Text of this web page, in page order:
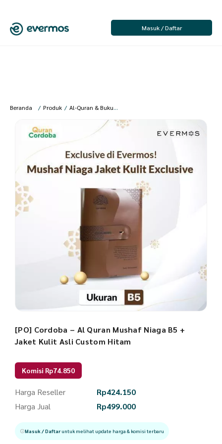
Masuk / Daftar
Beranda / Produk / Al-Quran & Buku /
[PO] Cordoba – Al Quran Mushaf Niaga B5 +
Jaket Kulit Asli Custom Hitam
Komisi Rp74.850
Harga Reseller Rp424.150
Harga Jual
Rp499.000
Masuk / Daftaruntuk melihat update harga & komisi terbaru